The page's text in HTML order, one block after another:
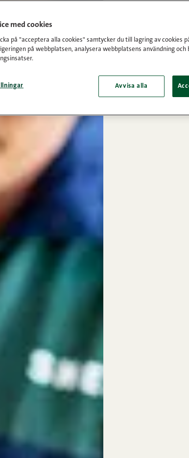
med cookies
på "acceptera alla cookies" samtycker du till lagring av cookies
på webbplatsen, analysera webbplatsens användning och
Avvisa alla